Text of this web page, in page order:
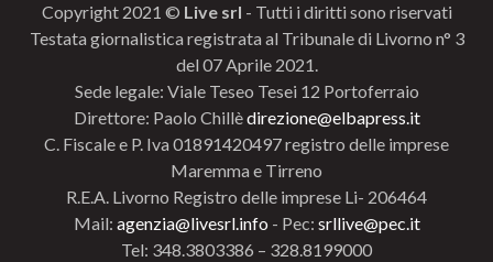
Copyright 2021 © Live srl - Tutti i diritti sono riservati
Testata giornalistica registrata al Tribunale di Livorno n° 3
del 07 Aprile 2021.
Sede legale: Viale Teseo Tesei 12 Portoferraio
Direttore: Paolo Chillèdirezione@elbapress.it
C. Fiscale e P. Iva 01891420497 registro delle imprese
Maremma e Tirreno
R.E.A. Livorno Registro delle imprese Li- 206464
Mail: agenzia@livesrl.info - Pec: srllive@pec.it
Tel: 348.3803386 – 328.8199000